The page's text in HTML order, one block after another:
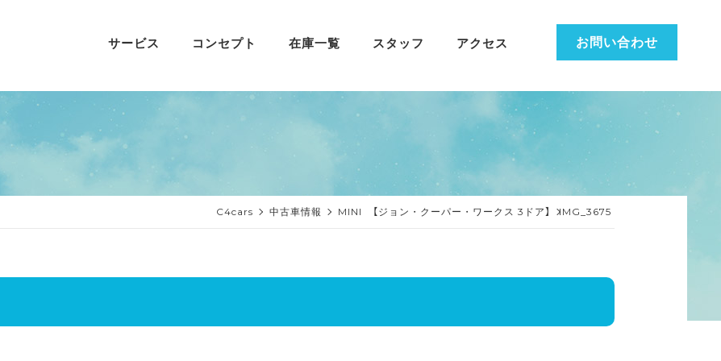
サービス コンセプト 在庫一覧 スタッフ アクセス お問い合わせ
C4cars 中古車情報 MINI 【ジョン・クーパー・ワークス 3ドア】 IMG_3675